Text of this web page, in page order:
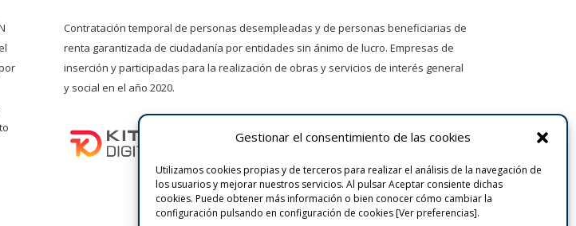
Gestionar el consentimiento de las cookies
Utilizamos cookies propias y de terceros para realizar el análisis de la navegación de
los usuarios y mejorar nuestros servicios. Al pulsar Aceptar consiente dichas
cookies. Puede obtener más información o bien conocer cómo cambiar la
configuración pulsando en configuración de cookies [Ver preferencias].
Contratación temporal de personas desempleadas y de personas beneficiarias de
renta garantizada de ciudadanía por entidades sin ánimo de lucro. Empresas de
inserción y participadas para la realización de obras y servicios de interés general
y social en el año 2020.